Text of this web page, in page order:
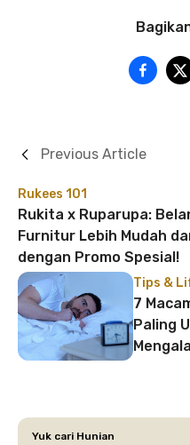
Rukees 101
Rukita x Ruparupa:
Furnitur Lebih Mudah
dengan Promo Spesial!
Previous Article
Tips &
7
Paling
Yuk cari Hunian